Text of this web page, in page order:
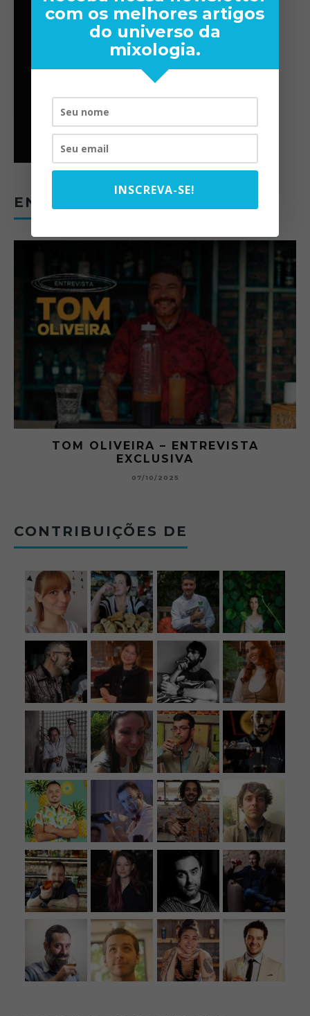
ENTREVISTAS
TOM OLIVEIRA – ENTREVISTA
EXCLUSIVA
07/10/2025
CONTRIBUIÇÕES DE
com os melhores artigos
do universo da
mixologia.
INSCREVA-SE!